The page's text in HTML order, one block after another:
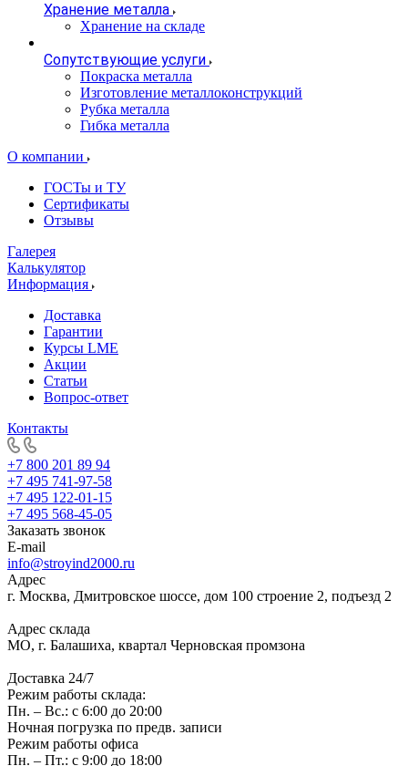
Хранение металла
Хранение на складе
Сопутствующие услуги
Покраска металла
Изготовление металлоконструкций
Рубка металла
Гибка металла
О компании
ГОСТы и ТУ
Сертификаты
Отзывы
Галерея
Калькулятор
Информация
Доставка
Гарантии
Курсы LME
Акции
Статьи
Вопрос-ответ
Контакты
+7 800 201 89 94
+7 495 741-97-58
+7 495 122-01-15
+7 495 568-45-05
Заказать звонок
E-mail
info@stroyind2000.ru
Адрес
г. Москва, Дмитровское шоссе, дом 100 строение 2, подъезд 2
Адрес склада
МО, г. Балашиха, квартал Черновская промзона
Доставка 24/7
Режим работы склада:
Пн. – Вс.: с 6:00 до 20:00
Ночная погрузка по предв. записи
Режим работы офиса
Пн. – Пт.: с 9:00 до 18:00